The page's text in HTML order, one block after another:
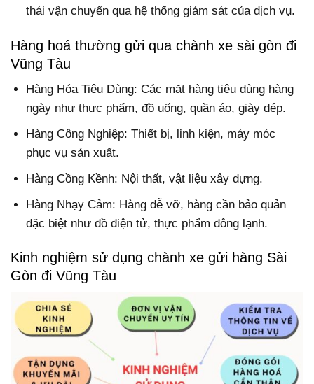
thái vận chuyển qua hệ thống giám sát của dịch vụ.
Hàng hoá thường gửi qua chành xe sài gòn đi
Vũng Tàu
Hàng Hóa Tiêu Dùng: Các mặt hàng tiêu dùng hàng
ngày như thực phẩm, đồ uống, quần áo, giày dép.
Hàng Công Nghiệp: Thiết bị, linh kiện, máy móc
phục vụ sản xuất.
Hàng Cồng Kềnh: Nội thất, vật liệu xây dựng.
Hàng Nhạy Cảm: Hàng dễ vỡ, hàng cần bảo quản
đặc biệt như đồ điện tử, thực phẩm đông lạnh.
Kinh nghiệm sử dụng chành xe gửi hàng Sài
Gòn đi Vũng Tàu